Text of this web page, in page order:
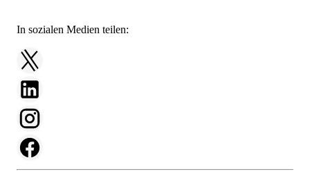
In sozialen Medien teilen: